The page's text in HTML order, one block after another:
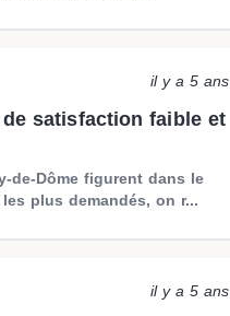
il y a 5 ans
satisfaction faible et
de-Dôme figurent dans le
plus demandés, on r...
il y a 5 ans